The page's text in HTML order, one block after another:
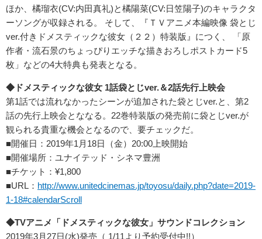
ほか、橘瑠衣(CV:内田真礼)と橘陽菜(CV:日笠陽子)のキャラクタ
ーソングが収録される。 そして、『ＴＶアニメ本編映像 袋とじ
ver.付きドメスティックな彼女（２２）特装版』につく、 「原
作者・流石景のちょっぴりエッチな描きおろしポストカード5
枚」などの4大特典も発表となる。
◆ドメスティックな彼女 1話袋とじver.＆2話先行上映会
第1話では流れなかったシーンが追加された袋とじver.と、第2
話の先行上映会とななる。22巻特装版の発売前に袋とじver.が
観られる貴重な機会となるので、要チェックだ。
■開催日：2019年1月18日（金）20:00上映開始
■開催場所：ユナイテッド・シネマ豊洲
■チケット：¥1,800
■URL： http://www.unitedcinemas.jp/toyosu/daily.php?date=2019-
1-18#calendarScroll
◆TVアニメ「ドメスティックな彼女」サウンドコレクション
2019年3月27日(水)発売（ 1/11より予約受付中!!）